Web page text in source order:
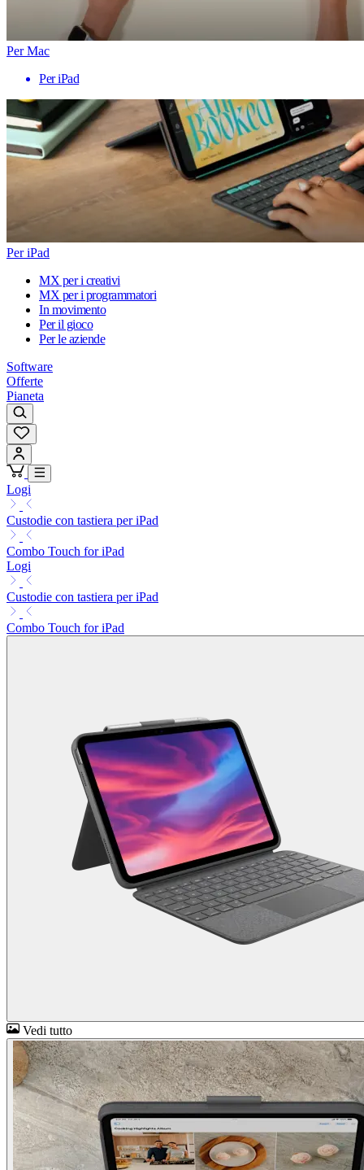
Per Mac
Per iPad
Per iPad
MX per i creativi
MX per i programmatori
In movimento
Per il gioco
Per le aziende
Software
Offerte
Pianeta
Logi
Custodie con tastiera per iPad
Combo Touch for iPad
Logi
Custodie con tastiera per iPad
Combo Touch for iPad
Vedi tutto